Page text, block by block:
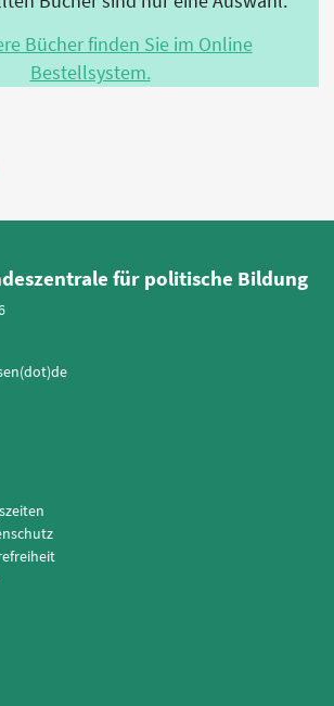
Bücher finden Sie im Online
Bestellsystem.
für politische Bildung